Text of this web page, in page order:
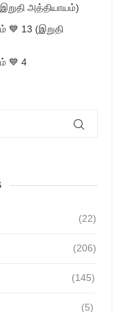
அத்தியாயம்)
💙 13 (இறுதி
💙 4
(22)
(206)
(145)
(5)